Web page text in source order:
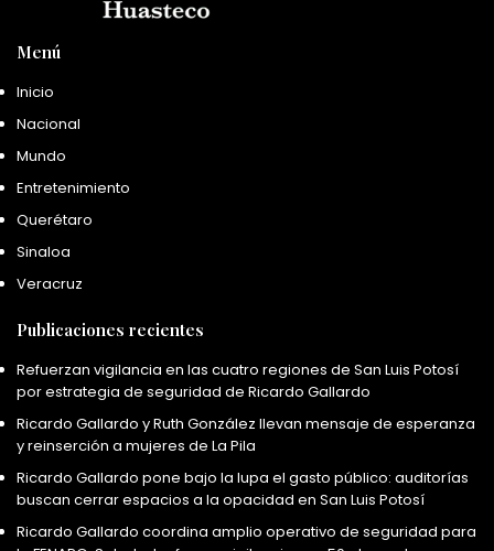
Menú
Inicio
Nacional
Mundo
Entretenimiento
Querétaro
Sinaloa
Veracruz
Publicaciones recientes
Refuerzan vigilancia en las cuatro regiones de San Luis Potosí
por estrategia de seguridad de Ricardo Gallardo
Ricardo Gallardo y Ruth González llevan mensaje de esperanza
y reinserción a mujeres de La Pila
Ricardo Gallardo pone bajo la lupa el gasto público: auditorías
buscan cerrar espacios a la opacidad en San Luis Potosí
Ricardo Gallardo coordina amplio operativo de seguridad para